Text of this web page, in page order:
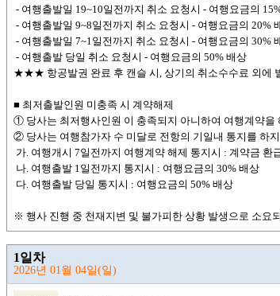
- 여행출발일 19~10일전까지 취소 요청시 - 여행요금의
- 여행출발일 9~8일전까지 취소 요청시 - 여행요금의 20%
- 여행출발일 7~1일전까지 취소 요청시 - 여행요금의 30%
- 여행출발 당일 취소 요청시 - 여행요금의 50% 배상
★★★ 항공발권 완료 후 캔슬 시, 상기의 취소수수료 외에
■ 최저출발인원 미충족 시 계약해제
① 당사는 최저행사인원 이 충족되지 아니하여 여행계약
② 당사는 여행참가자 수 미달로 전항의 기일내 통지를 하
가. 여행개시 7일전까지 여행계약 해제 통지시 : 계약금 환
나. 여행출발 1일전까지 통지시 : 여행요금의 30% 배상
다. 여행출발 당일 통지시 : 여행요금의 50% 배상
※ 행사 진행 중 천재지변 및 불가피한 상황 발생으로 소요
1일차
2026년 01월 04일(일)